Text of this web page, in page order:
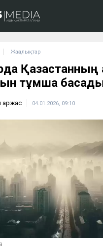
Жаңалықтар
Қазақстанның
тұмша
04.01.2026, 09:10